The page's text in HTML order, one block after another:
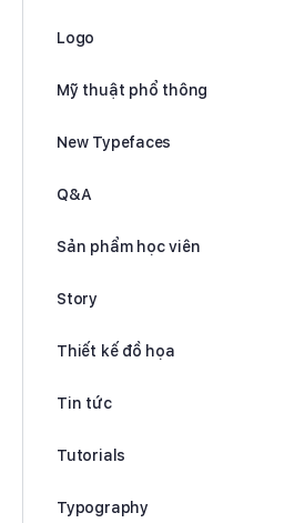
Logo
Mỹ thuật phổ thông
New Typefaces
Q&A
Sản phẩm học viên
Story
Thiết kế đồ họa
Tin tức
Tutorials
Typography